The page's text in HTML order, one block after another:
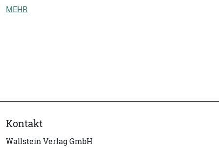
MEHR
Kontakt
Wallstein Verlag GmbH